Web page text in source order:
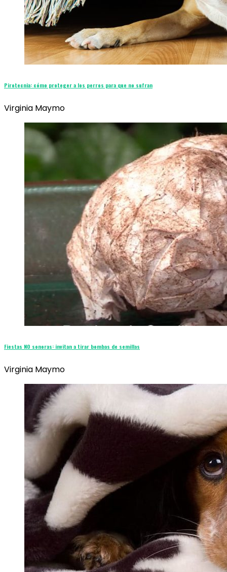
Pirotecnia: cómo proteger a los perros para que no sufran
Virginia Maymo
Fiestas NO sonoras: invitan a tirar bombas de semillas
Virginia Maymo